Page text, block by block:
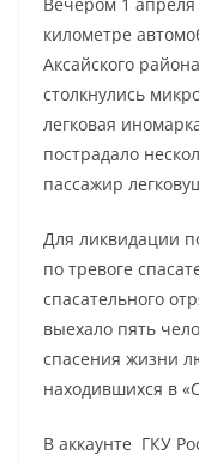
километре
Аксайского
столкнулись
легковая
пострадало
пассажир
Для ликвидации
по тревоге
спасательного
выехало пять
спасения жизни
находившихся в
В аккаунте ГКУ